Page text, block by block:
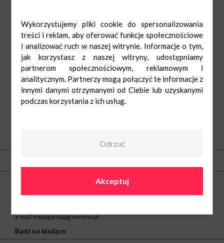
Centrum Handlowe Nowa Górna w Łodzi
e-mail:nowagorna@greenman.pl
Bądź na bieżąco
Wykorzystujemy pliki cookie do spersonalizowania
treści i reklam, aby oferować funkcje społecznościowe
i analizować ruch w naszej witrynie. Informacje o tym,
jak korzystasz z naszej witryny, udostępniamy
partnerom społecznościowym, reklamowym i
analitycznym. Partnerzy mogą połączyć te informacje z
innymi danymi otrzymanymi od Ciebie lub uzyskanymi
podczas korzystania z ich usług.
Odrzuć
Akceptuj